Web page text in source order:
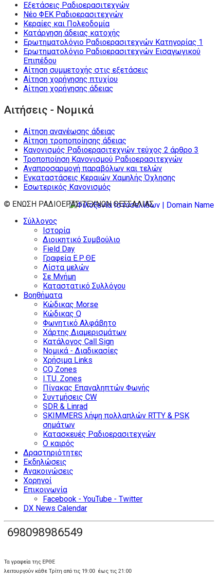
Εξετάσεις Ραδιοερασιτεχνών
Νέο ΦΕΚ Ραδιοερασιτεχνών
Κεραίες και Πολεοδομία
Κατάργηση άδειας κατοχής
Ερωτηματολόγιο Ραδιοερασιτεχνών Κατηγορίας 1
Ερωτηματολόγιο Ραδιοερασιτεχνών Εισαγωγικού
Επιπέδου
Αίτηση συμμετοχής στις εξετάσεις
Αίτηση χορήγησης πτυχίου
Αίτηση χορήγησης άδειας
Αιτήσεις - Νομικά
Αίτηση ανανέωσης άδειας
Αίτηση τροποποίησης άδειας
Κανονισμός Ραδιοερασιτεχνών τεύχος 2 άρθρο 3
Τροποποίηση Κανονισμού Ραδιοερασιτεχνών
Αναπροσαρμογή παραβόλων και τελών
Εγκαταστάσεις Κεραιών Χαμηλής Όχλησης
Εσωτερικός Κανονισμός
© ΕΝΩΣΗ ΡΑΔΙΟΕΡΑΣΙΤΕΧΝΩΝ ΘΕΣΣΑΛΙΑΣ
Σύλλογος
Ιστορία
Διοικητικό Συμβούλιο
Field Day
Γραφεία Ε.Ρ.ΘΕ
Λίστα μελών
Σε Μνήμη
Καταστατικό Συλλόγου
Βοηθήματα
Κώδικας Morse
Κώδικας Q
Φωνητικό Αλφάβητο
Χάρτης Διαμερισμάτων
Κατάλογος Call Sign
Νομικά - Διαδικασίες
Χρήσιμα Links
CQ Zones
I.T.U. Zones
Πίνακας Επαναληπτών Φωνής
Συντμήσεις CW
SDR & Linrad
SKIMMERS λήψη πολλαπλών RTTY & PSK
σημάτων
Κατασκευές Ραδιοερασιτεχνών
Ο καιρός
Δραστηριότητες
Εκδηλώσεις
Ανακοινώσεις
Χορηγοί
Επικοινωνία
Facebook - YouTube - Twitter
DX News Calendar
698098986549
Τα γραφεία της ΕΡΘΕ
λειτουργούν κάθε Τρίτη από τις 19:00 έως τις 21:00